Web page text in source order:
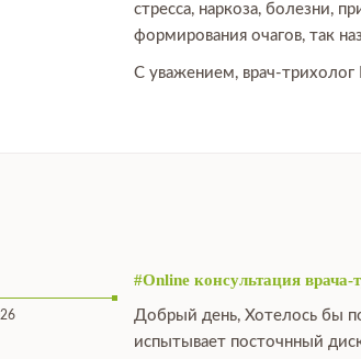
стресса, наркоза, болезни,
формирования очагов, так
С уважением, врач-
#Online консультация врача-
Добрый день, Хотелось бы
испытывает посточнный